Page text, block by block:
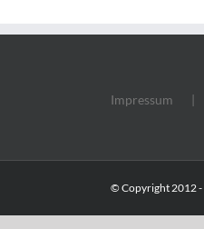
Impressum
© Copyright 2012 -